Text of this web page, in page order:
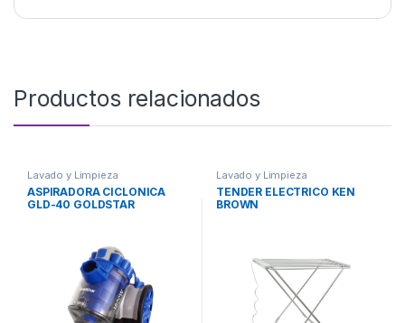
Productos relacionados
Lavado y Limpieza
ASPIRADORA CICLONICA
GLD-40 GOLDSTAR
Lavado y Limpieza
TENDER ELECTRICO KEN
BROWN